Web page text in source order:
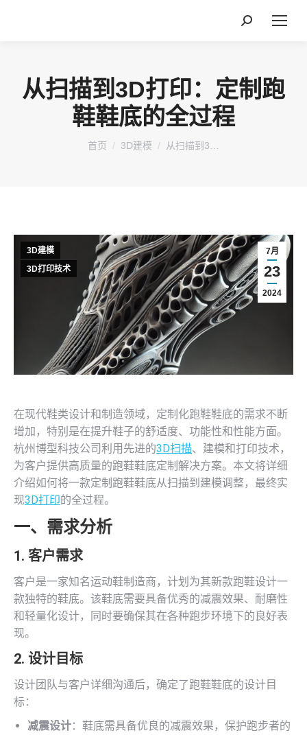
搜
从扫描到3D打印：定制跑
鞋鞋底的全过程
您在这里：
首页 3D建模 从扫描到3…
7月
23
2024
3D建模
3D打印技术
在现代鞋类设计和制造领域，定制化跑鞋鞋底的需求不断
增加，特别是在提升鞋子的舒适度、功能性和性能方面。
杭州博型科技公司利用先进的3D扫描、建模和打印技术，
为客户提供高质量的跑鞋鞋底定制解决方案。本文将详细
介绍如何将一款定制跑鞋鞋底从扫描到建模调整，最终实
现3D打印的全过程。
一、需求分析
1. 客户需求
客户是一家知名运动鞋制造商，计划为其新款跑鞋设计一
款独特的鞋底。该鞋底需要具备优秀的减震效果、耐磨性
和轻量化设计，同时要确保其在各种跑步环境下的良好表
现。
2. 设计目标
设计团队与客户详细沟通后，确定了跑鞋鞋底的设计目
标：
减震设计：鞋底需具备优良的减震效果，保护跑步者的